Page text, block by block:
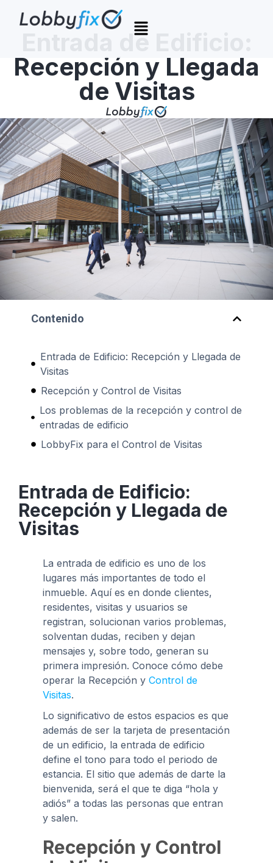
Entrada de Edificio:
Recepción y Llegada
de Visitas
Contenido
Entrada de Edificio: Recepción y Llegada de
Visitas
Recepción y Control de Visitas
Los problemas de la recepción y control de
entradas de edificio
LobbyFix para el Control de Visitas
Entrada de Edificio:
Recepción y Llegada de
Visitas
La entrada de edificio es uno de los
lugares más importantes de todo el
inmueble. Aquí es en donde clientes,
residentes, visitas y usuarios se
registran, solucionan varios problemas,
solventan dudas, reciben y dejan
mensajes y, sobre todo, generan su
primera impresión. Conoce cómo debe
operar la Recepción y Control de
Visitas.
Lo significativo de estos espacios es que
además de ser la tarjeta de presentación
de un edificio, la entrada de edificio
define el tono para todo el periodo de
estancia. El sitio que además de darte la
bienvenida, será el que te diga “hola y
adiós” a todas las personas que entran
y salen.
Recepción y Control